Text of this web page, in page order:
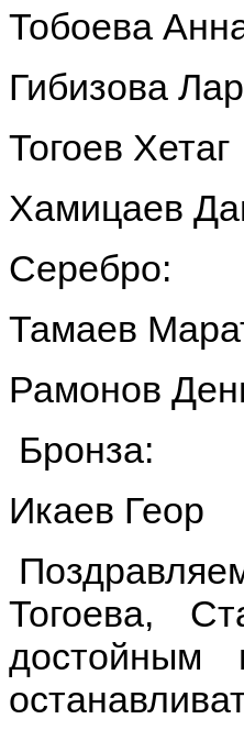
Тобоева
Гибизова
Тогоев Хетаг
Хамицаев
Серебро:
Тамаев
Рамонов
Бронза:
Икаев Геор
Тогоева,
достойным